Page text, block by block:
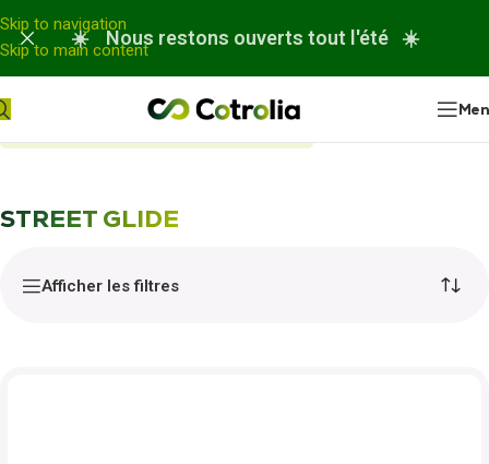
Panneau de gestion des cookies
Skip to navigation
Skip to main content
☀️ Nous restons ouverts tout l'été ☀️
STREET GLIDE
Afficher les filtres